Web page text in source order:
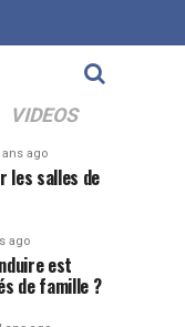
VIDEOS
ans ago
les salles de
ago
est
de famille ?